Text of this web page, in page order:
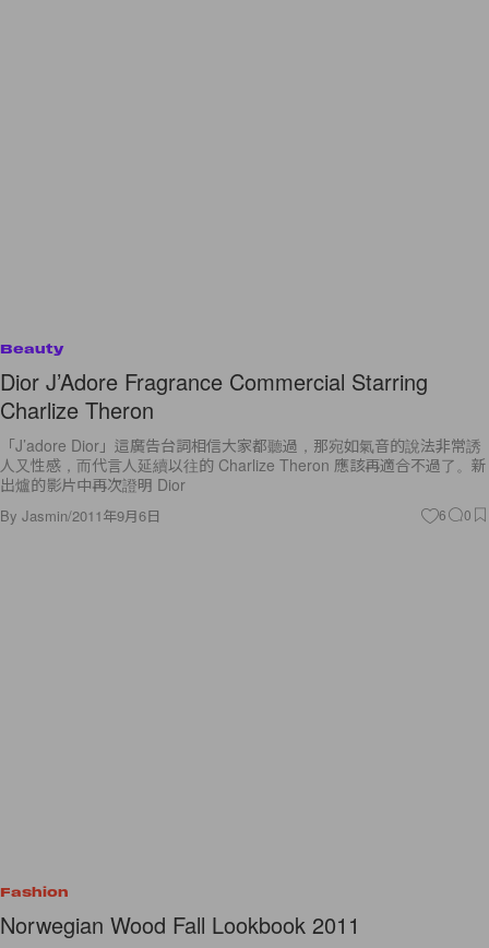
Beauty
Dior J’Adore Fragrance Commercial Starring
Charlize Theron
「J’adore Dior」這廣告台詞相信大家都聽過，那宛如氣音的說法非常誘
人又性感，而代言人延續以往的 Charlize Theron 應該再適合不過了。新
出爐的影片中再次證明 Dior
By Jasmin/2011年9月6日 6 0
Fashion
Norwegian Wood Fall Lookbook 2011